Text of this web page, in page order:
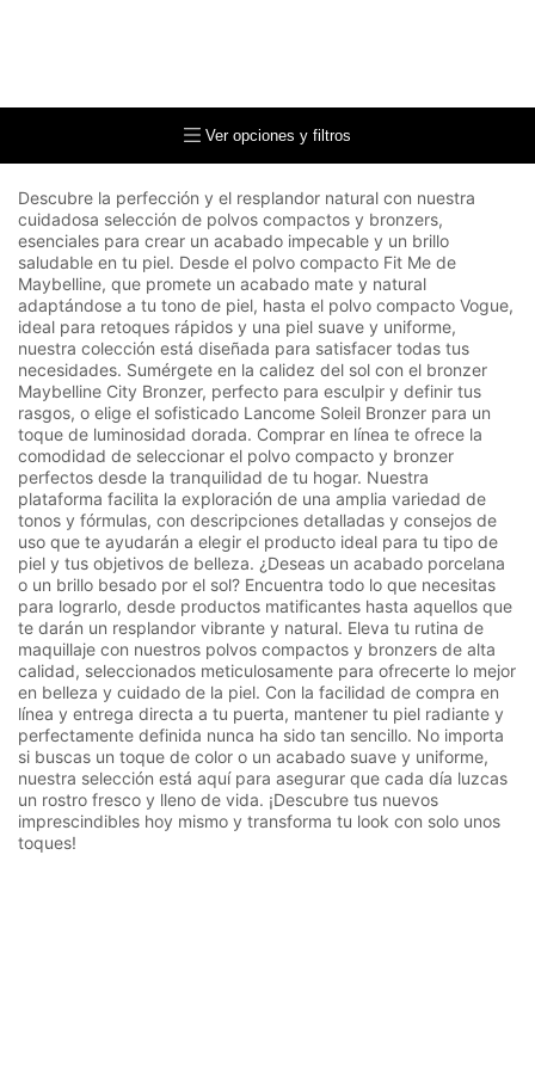
Ver opciones y filtros
Descubre la perfección y el resplandor natural con nuestra
cuidadosa selección de polvos compactos y bronzers,
esenciales para crear un acabado impecable y un brillo
saludable en tu piel. Desde el polvo compacto Fit Me de
Maybelline, que promete un acabado mate y natural
adaptándose a tu tono de piel, hasta el polvo compacto Vogue,
ideal para retoques rápidos y una piel suave y uniforme,
nuestra colección está diseñada para satisfacer todas tus
necesidades. Sumérgete en la calidez del sol con el bronzer
Maybelline City Bronzer, perfecto para esculpir y definir tus
rasgos, o elige el sofisticado Lancome Soleil Bronzer para un
toque de luminosidad dorada. Comprar en línea te ofrece la
comodidad de seleccionar el polvo compacto y bronzer
perfectos desde la tranquilidad de tu hogar. Nuestra
plataforma facilita la exploración de una amplia variedad de
tonos y fórmulas, con descripciones detalladas y consejos de
uso que te ayudarán a elegir el producto ideal para tu tipo de
piel y tus objetivos de belleza. ¿Deseas un acabado porcelana
o un brillo besado por el sol? Encuentra todo lo que necesitas
para lograrlo, desde productos matificantes hasta aquellos que
te darán un resplandor vibrante y natural. Eleva tu rutina de
maquillaje con nuestros polvos compactos y bronzers de alta
calidad, seleccionados meticulosamente para ofrecerte lo mejor
en belleza y cuidado de la piel. Con la facilidad de compra en
línea y entrega directa a tu puerta, mantener tu piel radiante y
perfectamente definida nunca ha sido tan sencillo. No importa
si buscas un toque de color o un acabado suave y uniforme,
nuestra selección está aquí para asegurar que cada día luzcas
un rostro fresco y lleno de vida. ¡Descubre tus nuevos
imprescindibles hoy mismo y transforma tu look con solo unos
toques!